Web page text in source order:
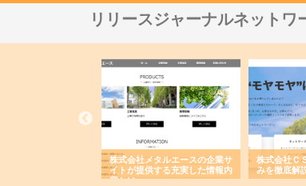
リリースジャーナルネットワ
株式会社メタルエースの企業サ
イトが提供する充実した情報内
容とは
株式会社Ｃ
みを徹底解